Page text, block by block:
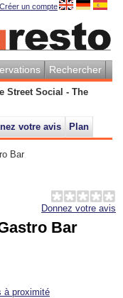
Créer un compte
Rechercher
Street Social - The
votre avis Plan
Donnez votre avis
Bar
à proximité